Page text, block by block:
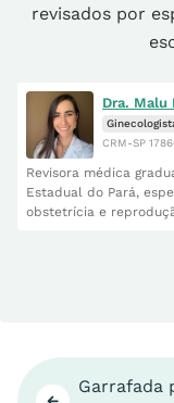
revisados por
Dra. Malu
CRM-SP
Revisora médica
Estadual do Pará,
obstetrícia e
Garrafada